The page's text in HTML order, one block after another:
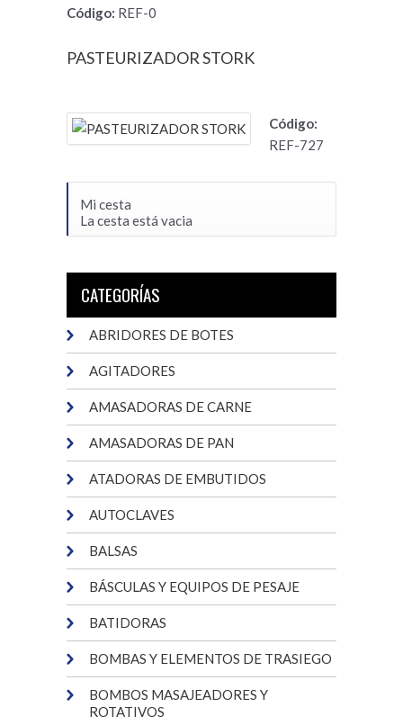
Código: REF-0
PASTEURIZADOR STORK
Código:
REF-727
Mi cesta
La cesta está vacia
CATEGORÍAS
ABRIDORES DE BOTES
AGITADORES
AMASADORAS DE CARNE
AMASADORAS DE PAN
ATADORAS DE EMBUTIDOS
AUTOCLAVES
BALSAS
BÁSCULAS Y EQUIPOS DE PESAJE
BATIDORAS
BOMBAS Y ELEMENTOS DE TRASIEGO
BOMBOS MASAJEADORES Y
ROTATIVOS